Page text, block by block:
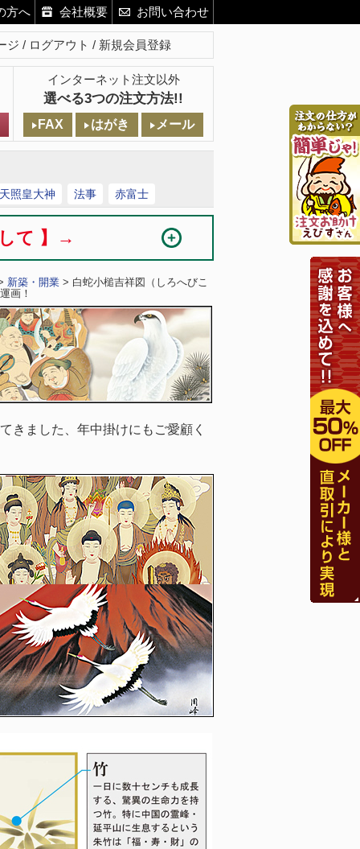
方へ 会社概要 お問い合わせ
ジ ログアウト 新規会員登録
インターネット注文以外
選べる3つの注文方法!!
FAX はがき メール
照皇大神 法事 赤富士
して 】→
新築・開業 > 白蛇小槌吉祥図（しろへびこ
画！
きました、年中掛けにもご愛顧く